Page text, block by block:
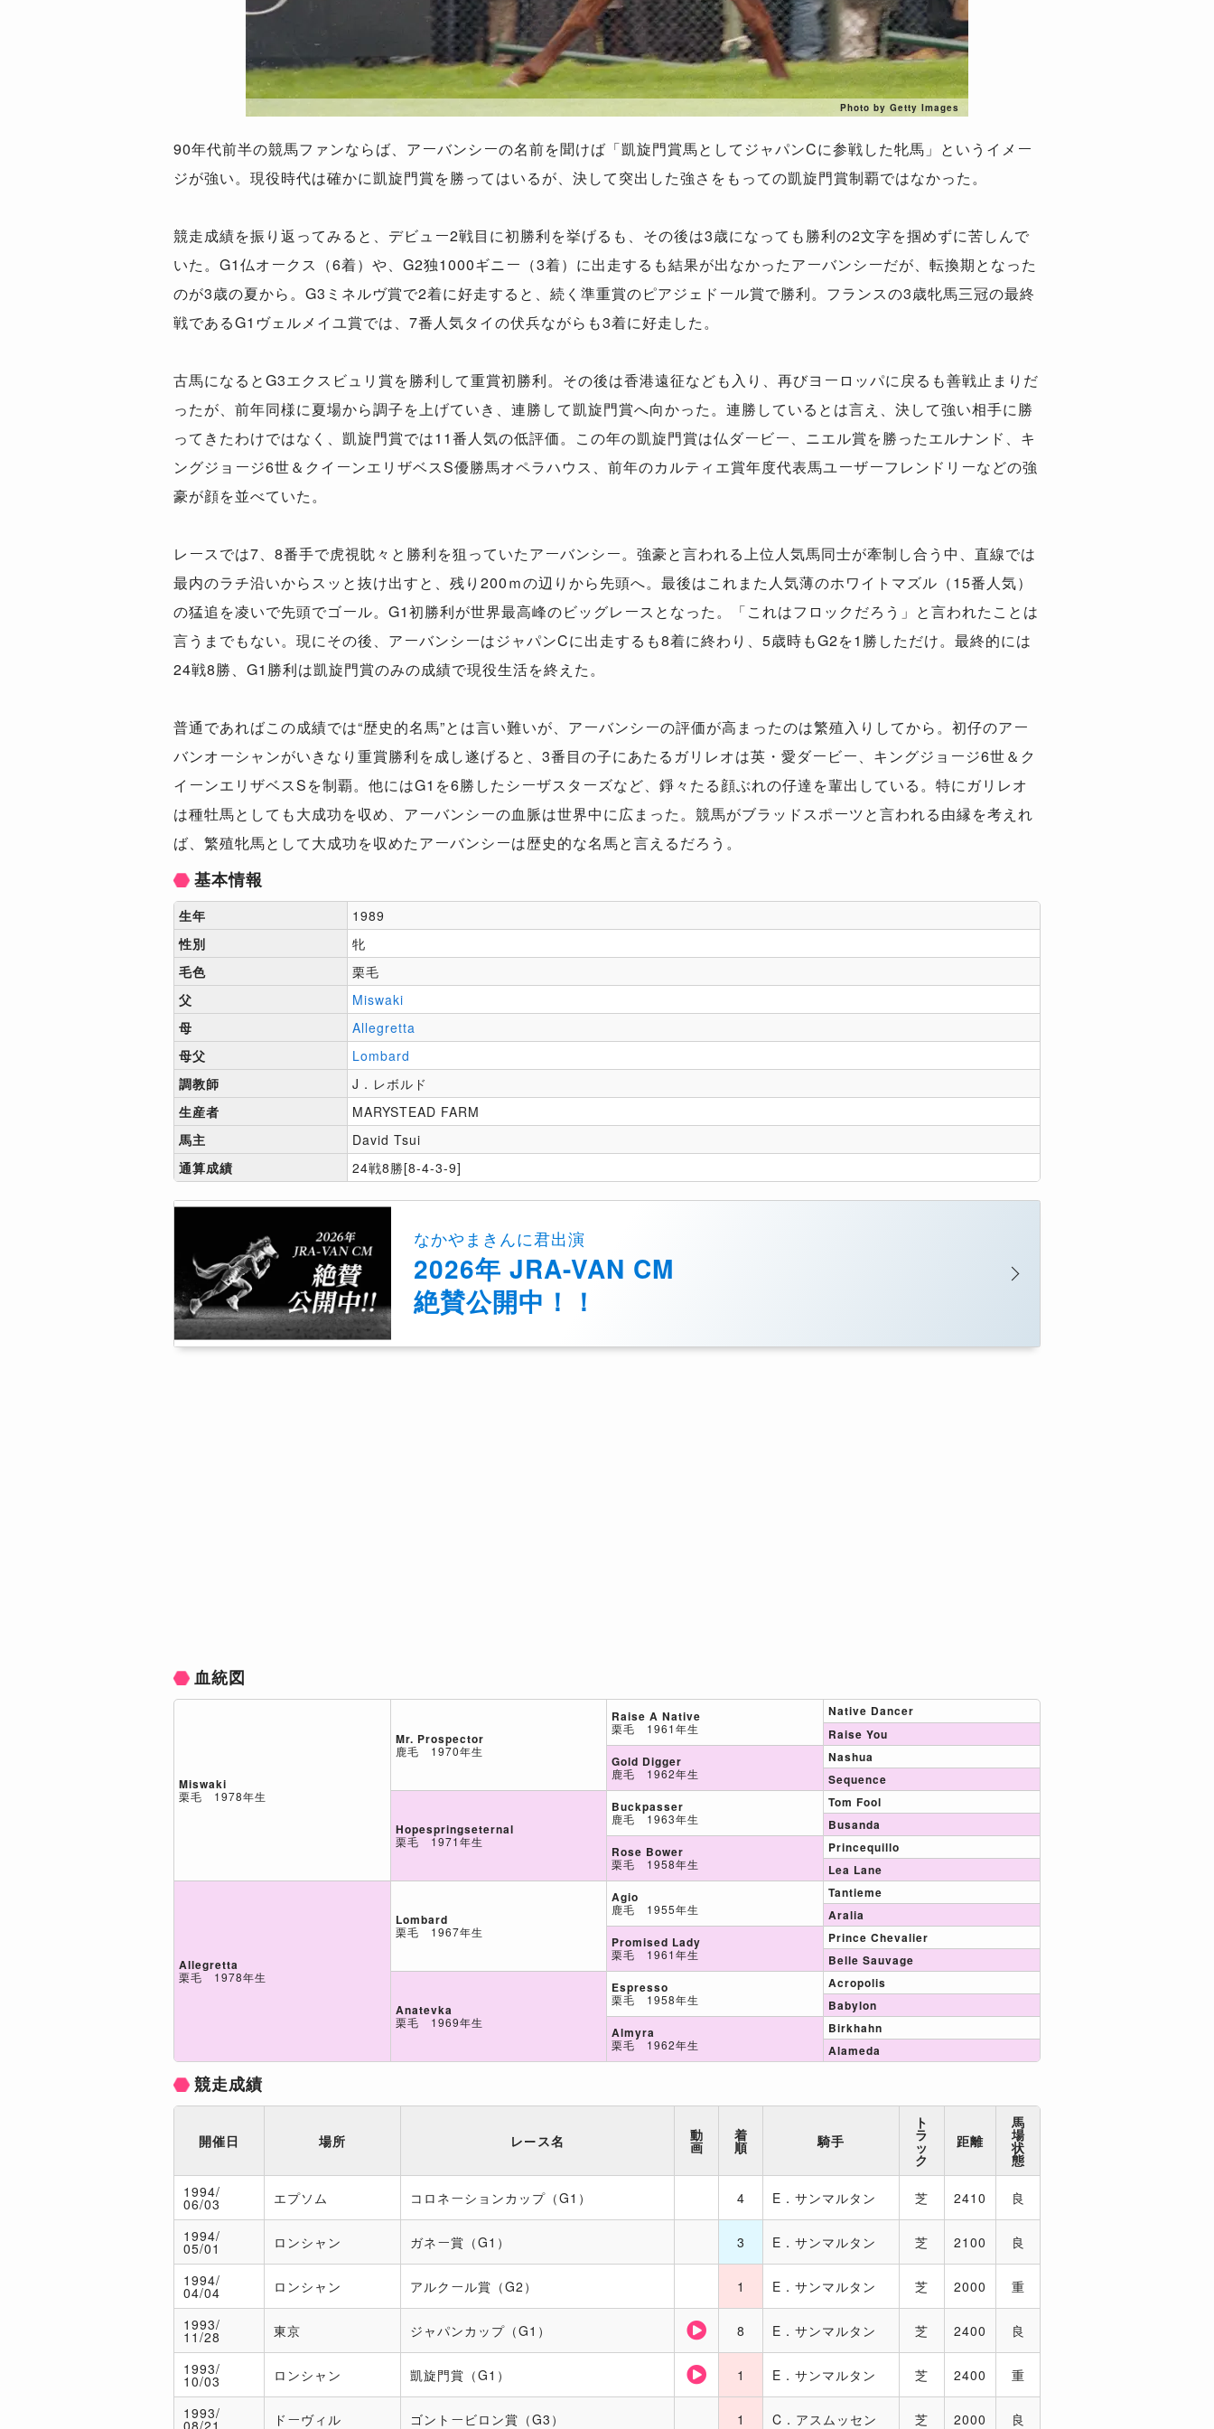
Photo by Getty Images
90年代前半の競馬ファンならば、アーバンシーの名前を聞けば「凱旋門賞馬としてジャパンCに参戦した牝馬」というイメー
ジが強い。現役時代は確かに凱旋門賞を勝ってはいるが、決して突出した強さをもっての凱旋門賞制覇ではなかった。
競走成績を振り返ってみると、デビュー2戦目に初勝利を挙げるも、その後は3歳になっても勝利の2文字を掴めずに苦しんで
いた。G1仏オークス（6着）や、G2独1000ギニー（3着）に出走するも結果が出なかったアーバンシーだが、転換期となった
のが3歳の夏から。G3ミネルヴ賞で2着に好走すると、続く準重賞のピアジェドール賞で勝利。フランスの3歳牝馬三冠の最終
戦であるG1ヴェルメイユ賞では、7番人気タイの伏兵ながらも3着に好走した。
古馬になるとG3エクスビュリ賞を勝利して重賞初勝利。その後は香港遠征なども入り、再びヨーロッパに戻るも善戦止まりだ
ったが、前年同様に夏場から調子を上げていき、連勝して凱旋門賞へ向かった。連勝しているとは言え、決して強い相手に勝
ってきたわけではなく、凱旋門賞では11番人気の低評価。この年の凱旋門賞は仏ダービー、ニエル賞を勝ったエルナンド、キ
ングジョージ6世＆クイーンエリザベスS優勝馬オペラハウス、前年のカルティエ賞年度代表馬ユーザーフレンドリーなどの強
豪が顔を並べていた。
レースでは7、8番手で虎視眈々と勝利を狙っていたアーバンシー。強豪と言われる上位人気馬同士が牽制し合う中、直線では
最内のラチ沿いからスッと抜け出すと、残り200ｍの辺りから先頭へ。最後はこれまた人気薄のホワイトマズル（15番人気）
の猛追を凌いで先頭でゴール。G1初勝利が世界最高峰のビッグレースとなった。「これはフロックだろう」と言われたことは
言うまでもない。現にその後、アーバンシーはジャパンCに出走するも8着に終わり、5歳時もG2を1勝しただけ。最終的には
24戦8勝、G1勝利は凱旋門賞のみの成績で現役生活を終えた。
普通であればこの成績では“歴史的名馬”とは言い難いが、アーバンシーの評価が高まったのは繁殖入りしてから。初仔のアー
バンオーシャンがいきなり重賞勝利を成し遂げると、3番目の子にあたるガリレオは英・愛ダービー、キングジョージ6世＆ク
イーンエリザベスSを制覇。他にはG1を6勝したシーザスターズなど、錚々たる顔ぶれの仔達を輩出している。特にガリレオ
は種牡馬としても大成功を収め、アーバンシーの血脈は世界中に広まった。競馬がブラッドスポーツと言われる由縁を考えれ
ば、繁殖牝馬として大成功を収めたアーバンシーは歴史的な名馬と言えるだろう。
基本情報
生年
1989
性別
牝
毛色
栗毛
父
Miswaki
母
Allegretta
母父
Lombard
調教師
J．レボルド
生産者
MARYSTEAD FARM
馬主
David Tsui
通算成績
24戦8勝[8-4-3-9]
なかやまきんに君出演
2026年 JRA-VAN CM
絶賛公開中！！
血統図
Miswaki
栗毛 1978年生
Allegretta
栗毛 1978年生
Mr. Prospector
鹿毛 1970年生
Hopespringseternal
栗毛 1971年生
Lombard
栗毛 1967年生
Anatevka
栗毛 1969年生
Raise A Native
栗毛 1961年生
Gold Digger
鹿毛 1962年生
Buckpasser
鹿毛 1963年生
Rose Bower
栗毛 1958年生
Agio
鹿毛 1955年生
Promised Lady
栗毛 1961年生
Espresso
栗毛 1958年生
Almyra
栗毛 1962年生
Native Dancer
Raise You
Nashua
Sequence
Tom Fool
Busanda
Princequillo
Lea Lane
Tantieme
Aralia
Prince Chevalier
Belle Sauvage
Acropolis
Babylon
Birkhahn
Alameda
競走成績
開催日 場所 レース名 動
画
着
順 騎手
ト
ラ
ッ
ク
距離
馬
場
状
態
1994/
06/03 エプソム コロネーションカップ（G1） 4 E．サンマルタン 芝 2410 良
1994/
05/01 ロンシャン ガネー賞（G1） 3 E．サンマルタン 芝 2100 良
1994/
04/04 ロンシャン アルクール賞（G2） 1 E．サンマルタン 芝 2000 重
1993/
11/28 東京 ジャパンカップ（G1） 8 E．サンマルタン 芝 2400 良
1993/
10/03 ロンシャン 凱旋門賞（G1） 1 E．サンマルタン 芝 2400 重
1993/
08/21 ドーヴィル ゴントービロン賞（G3） 1 C．アスムッセン 芝 2000 良